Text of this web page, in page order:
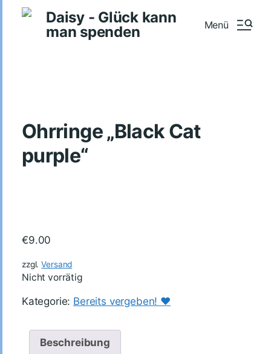
Daisy - Glück kann
man spenden
Menü
Ohrringe „Black Cat
purple“
€9.00
zzgl.Versand
Nicht vorrätig
Kategorie: Bereits vergeben! ♥️
Beschreibung